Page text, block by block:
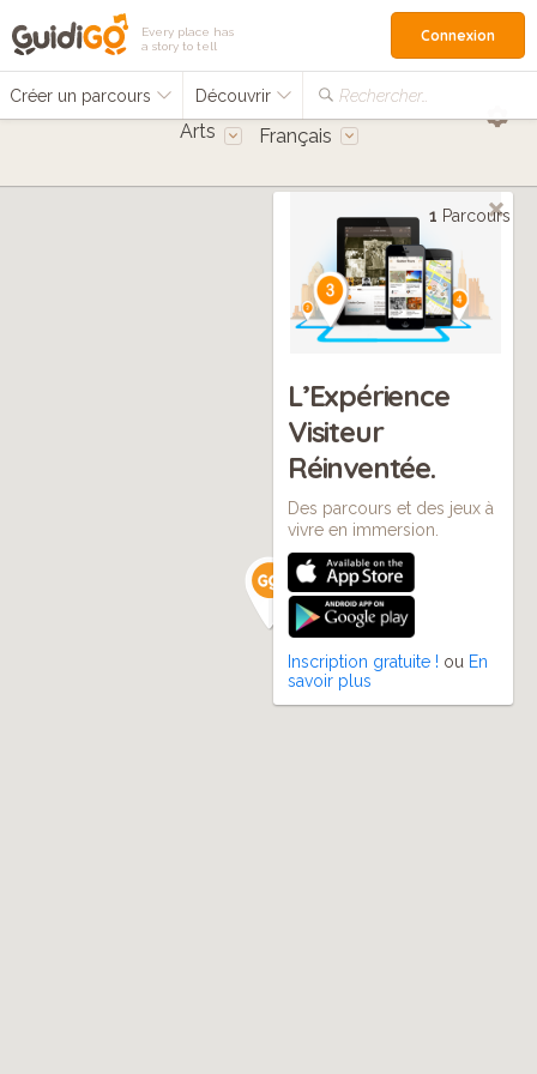
Every place has
a story to tell
Créer un parcours Découvrir Rechercher…
Connexion
Arts Français
1 Parcours
L’Expérience
Visiteur
Réinventée.
Des parcours et des jeux à
vivre en immersion.
Inscription gratuite ! ou En
savoir plus